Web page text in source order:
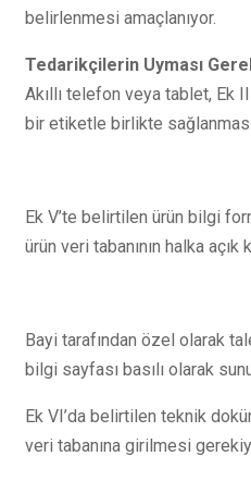
belirlenmesi amaçlanıyor.
Tedarikçilerin Uyması
Akıllı telefon veya tablet, Ek
bir etiketle birlikte
Ek V’te belirtilen ürün bilgi
ürün veri tabanının halka
Bayi tarafından özel olarak
bilgi sayfası basılı olarak
Ek VI’da belirtilen teknik
veri tabanına girilmesi